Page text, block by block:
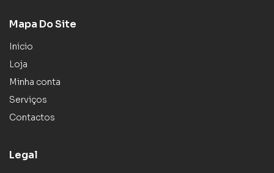
Mapa Do Site
Inicio
Loja
Minha conta
Serviços
Contactos
Legal